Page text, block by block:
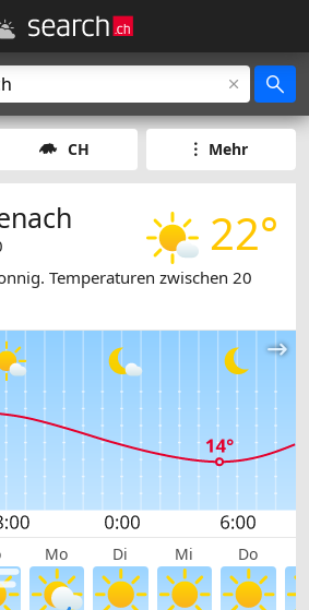
CH Mehr
22°
Temperaturen zwischen 20
Mo Di Mi Do